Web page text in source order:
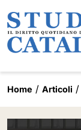
Home Articoli